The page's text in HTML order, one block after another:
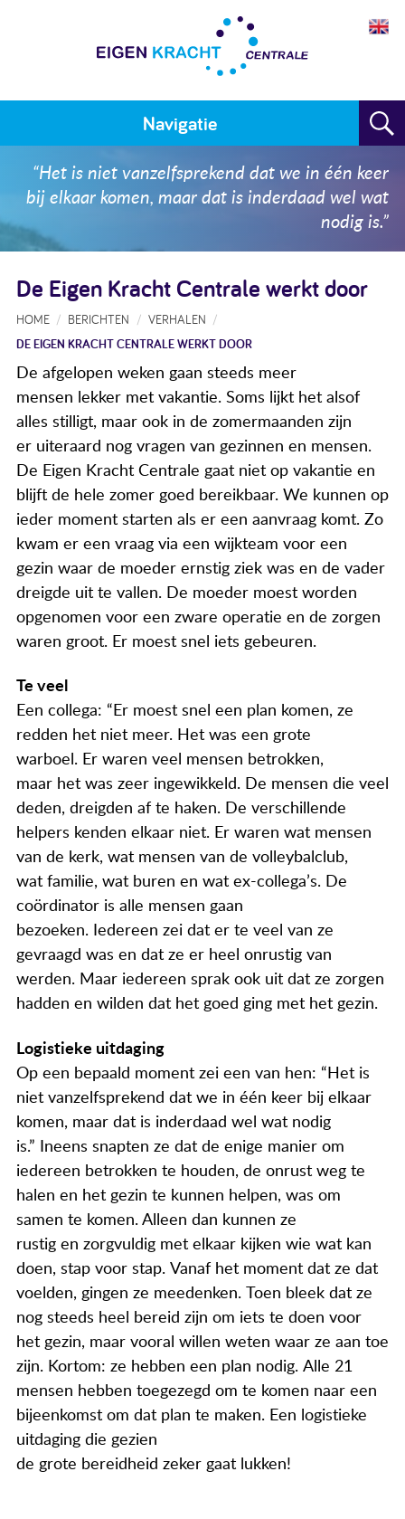
Navigatie
Home
Plan maken
Training
Voor wie
Meedoen
Actueel
Contact
“Het is niet vanzelfsprekend dat we in één keer
bij elkaar komen, maar dat is inderdaad wel wat
nodig is.”
De Eigen Kracht Centrale werkt door
HOME BERICHTEN
VERHALEN
DE EIGEN KRACHT CENTRALE WERKT DOOR
De afgelopen weken gaan steeds meer
mensen lekker met vakantie. Soms lijkt het alsof
alles stilligt, maar ook in de zomermaanden zijn
er uiteraard nog vragen van gezinnen en mensen.
De Eigen Kracht Centrale gaat niet op vakantie en
blijft de hele zomer goed bereikbaar. We kunnen op
ieder moment starten als er een aanvraag komt. Zo
kwam er een vraag via een wijkteam voor een
gezin waar de moeder ernstig ziek was en de vader
dreigde uit te vallen. De moeder moest worden
opgenomen voor een zware operatie en de zorgen
waren groot. Er moest snel iets gebeuren.
Te veel
Een collega: “Er moest snel een plan komen, ze
redden het niet meer. Het was een grote
warboel. Er waren veel mensen betrokken,
maar het was zeer ingewikkeld. De mensen die veel
deden, dreigden af te haken. De verschillende
helpers kenden elkaar niet. Er waren wat mensen
van de kerk, wat mensen van de volleybalclub,
wat familie, wat buren en wat ex-collega’s. De
coördinator is alle mensen gaan
bezoeken. Iedereen zei dat er te veel van ze
gevraagd was en dat ze er heel onrustig van
werden. Maar iedereen sprak ook uit dat ze zorgen
hadden en wilden dat het goed ging met het gezin.
Logistieke uitdaging
Op een bepaald moment zei een van hen: “Het is
niet vanzelfsprekend dat we in één keer bij elkaar
komen, maar dat is inderdaad wel wat nodig
is.” Ineens snapten ze dat de enige manier om
iedereen betrokken te houden, de onrust weg te
halen en het gezin te kunnen helpen, was om
samen te komen. Alleen dan kunnen ze
rustig en zorgvuldig met elkaar kijken wie wat kan
doen, stap voor stap. Vanaf het moment dat ze dat
voelden, gingen ze meedenken. Toen bleek dat ze
nog steeds heel bereid zijn om iets te doen voor
het gezin, maar vooral willen weten waar ze aan toe
zijn. Kortom: ze hebben een plan nodig. Alle 21
mensen hebben toegezegd om te komen naar een
bijeenkomst om dat plan te maken. Een logistieke
uitdaging die gezien
de grote bereidheid zeker gaat lukken!